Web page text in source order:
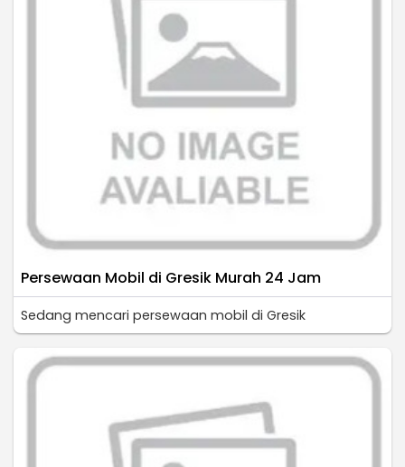
Persewaan Mobil di Gresik Murah 24 Jam
Sedang mencari persewaan mobil di Gresik